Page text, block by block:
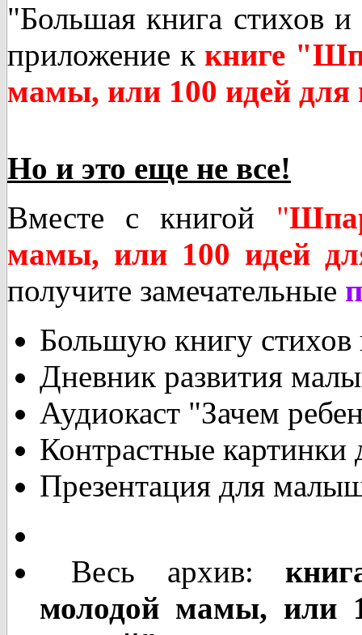
"Большая книга стихов
приложение ккниге
мамы, или 100 идей для
Но и это еще не все!
Вместе с книгой "
мамы, или 100 идей
получите замечательные
Большую книгу стихов
Дневник развития
Аудиокаст "Зачем
Контрастные
Презентация для
Весь архив:
молодой мамы, или